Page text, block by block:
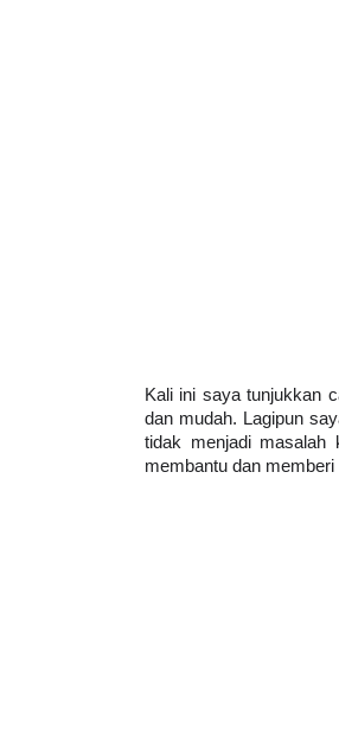
Kali ini saya tunjukkan
dan mudah. Lagipun
tidak menjadi masalah
membantu dan